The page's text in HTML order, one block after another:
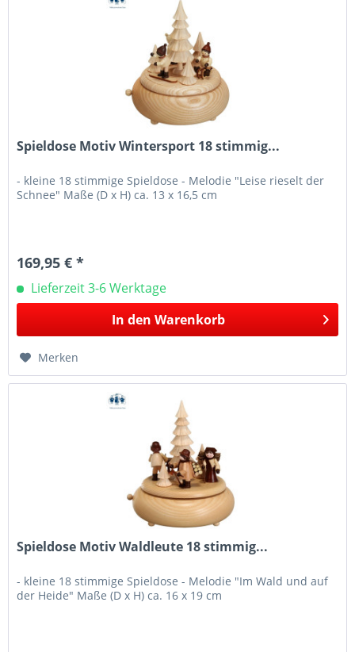
Spieldose Motiv Wintersport 18 stimmig...
- kleine 18 stimmige Spieldose - Melodie "Leise rieselt der
Schnee" Maße (D x H) ca. 13 x 16,5 cm
169,95 € *
Lieferzeit 3-6 Werktage
In den Warenkorb
Merken
Spieldose Motiv Waldleute 18 stimmig...
- kleine 18 stimmige Spieldose - Melodie "Im Wald und auf
der Heide" Maße (D x H) ca. 16 x 19 cm